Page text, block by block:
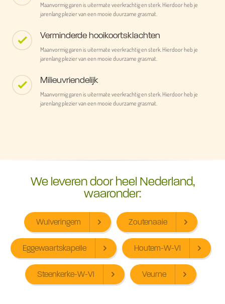
Maanvormig garen is uitermate veerkrachtig en sterk. Hierdoor heb je
jarenlang plezier van een mooie duurzame grasmat.
Verminderde hooikoortsklachten
Maanvormig garen is uitermate veerkrachtig en sterk. Hierdoor heb je
jarenlang plezier van een mooie duurzame grasmat.
Milieuvriendelijk
Maanvormig garen is uitermate veerkrachtig en sterk. Hierdoor heb je
jarenlang plezier van een mooie duurzame grasmat.
We leveren door heel Nederland,
waaronder:
Wulveringem Zoutenaaie
Eggewaartskapelle Houtem-W-Vl
Steenkerke-W-Vl Veurne